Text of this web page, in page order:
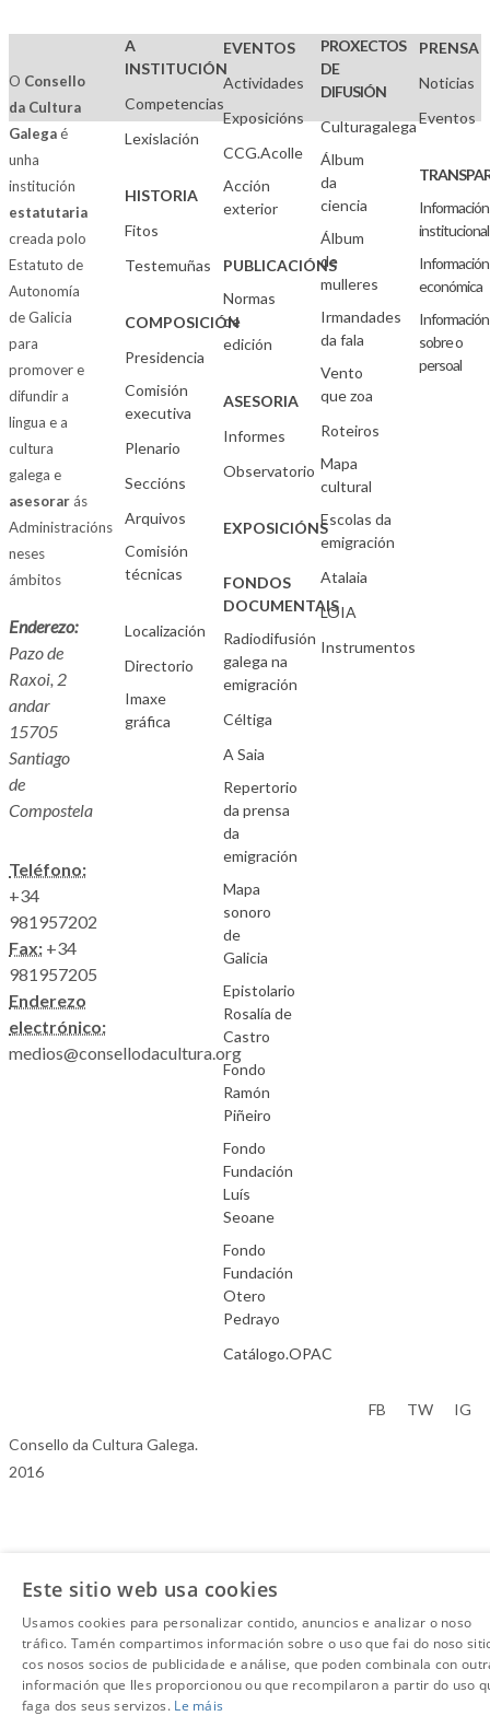
O Consello
da Cultura
Galegaé
unha
institución
estatutaria
creada polo
Estatuto de
Autonomía
de Galicia
para
promover e
difundir a
lingua e a
cultura
galega e
asesorarás
Administracións
neses
ámbitos
Enderezo:
Pazo de
Raxoi, 2
andar
15705
Santiago
de
Compostela
Teléfono:
+34
981957202
Fax: +34
981957205
Enderezo
electrónico:
medios@consellodacultura.org
A
INSTITUCIÓN
Competencias
Lexislación
HISTORIA
Fitos
Testemuñas
COMPOSICIÓN
Presidencia
Comisión
executiva
Plenario
Seccións
Arquivos
Comisión
técnicas
Localización
Directorio
Imaxe
gráfica
EVENTOS
Actividades
Exposicións
CCG.Acolle
Acción
exterior
PUBLICACIÓNS
Normas
de
edición
ASESORIA
Informes
Observatorio
EXPOSICIÓNS
FONDOS
DOCUMENTAIS
Radiodifusión
galega na
emigración
Céltiga
A Saia
Repertorio
da prensa
da
emigración
Mapa
sonoro
de
Galicia
Epistolario
Rosalía de
Castro
Fondo
Ramón
Piñeiro
Fondo
Fundación
Luís
Seoane
Fondo
Fundación
Otero
Pedrayo
Catálogo.OPAC
PROXECTOS
DE
DIFUSIÓN
Culturagalega
Álbum
da
ciencia
Álbum
de
mulleres
Irmandades
da fala
Vento
que zoa
Roteiros
Mapa
cultural
Escolas da
emigración
Atalaia
LOIA
Instrumentos
PRENSA
Noticias
Eventos
Información
institucional
Información
económica
Información
sobre o
persoal
Consello da Cultura Galega.
2016
FB TW IG
Este sitio web usa cookies
Usamos cookies para personalizar contido, anuncios e analizar o noso
tráfico. Tamén compartimos información sobre o uso que fai do noso
cos nosos socios de publicidade e análise, que poden combinala con
información que lles proporcionou ou que recompilaron a partir do uso
faga dos seus servizos. Le máis